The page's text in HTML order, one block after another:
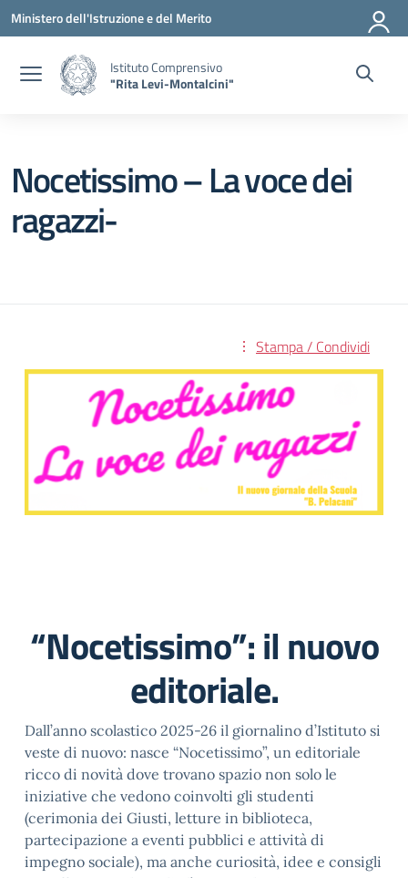
Vai ai contenuti
Vai al menu di navigazione
Vai al footer
Ministero dell'Istruzione e del Merito
Istituto Comprensivo
"Rita Levi-Montalcini"
Nocetissimo – La voce dei
ragazzi-
Stampa / Condividi
“Nocetissimo”: il nuovo
editoriale.
Dall’anno scolastico 2025-26 il giornalino d’Istituto si
veste di nuovo: nasce “Nocetissimo”, un editoriale
ricco di novità dove trovano spazio non solo le
iniziative che vedono coinvolti gli studenti
(cerimonia dei Giusti, letture in biblioteca,
partecipazione a eventi pubblici e attività di
impegno sociale), ma anche curiosità, idee e consigli